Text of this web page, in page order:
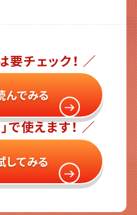
チェック！ ／
んでみる
で使えます！ ／
してみる